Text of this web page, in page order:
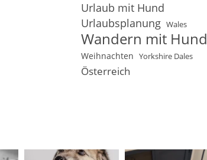
Urlaub mit Hund
Urlaubsplanung Wales
Wandern mit Hund
Weihnachten Yorkshire Dales
Österreich